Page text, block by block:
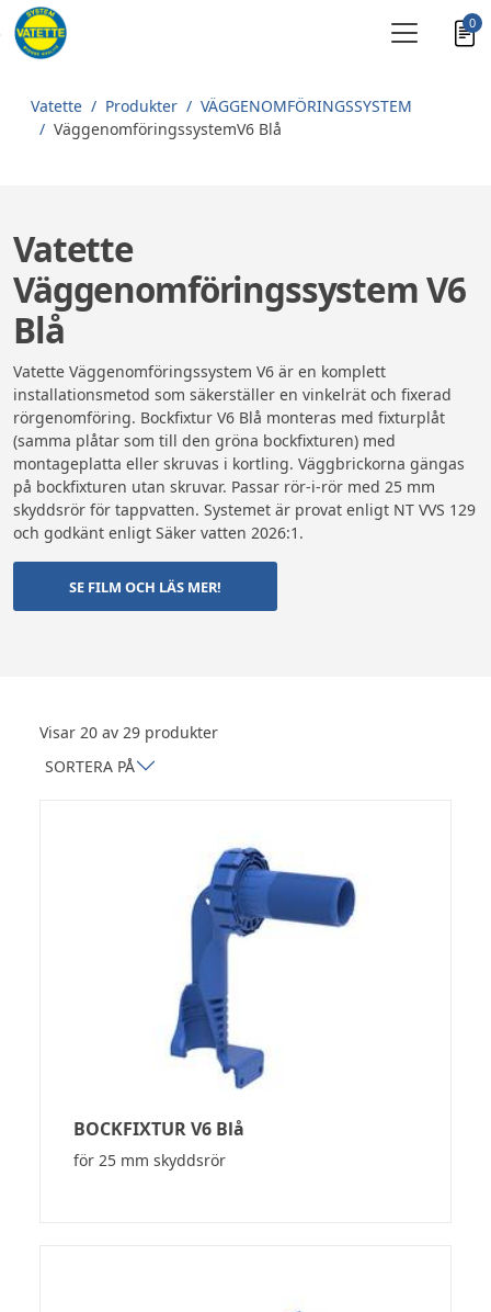
Skip to main content
0
Vatette Produkter
VÄGGENOM­FÖRINGS­SYSTEM
VäggenomföringssystemV6 Blå
Vatette
Väggenomföringssystem V6
Blå
Vatette Väggenomföringssystem V6 är en komplett
installationsmetod som säkerställer en vinkelrät och fixerad
rörgenomföring. Bockfixtur V6 Blå monteras med fixturplåt
(samma plåtar som till den gröna bockfixturen) med
montageplatta eller skruvas i kortling. Väggbrickorna gängas
på bockfixturen utan skruvar. Passar rör-i-rör med 25 mm
skyddsrör för tappvatten. Systemet är provat enligt NT VVS 129
och godkänt enligt Säker vatten 2026:1.
SE FILM OCH LÄS MER!
Visar 20 av 29 produkter
BOCKFIXTUR V6 Blå
för 25 mm skyddsrör